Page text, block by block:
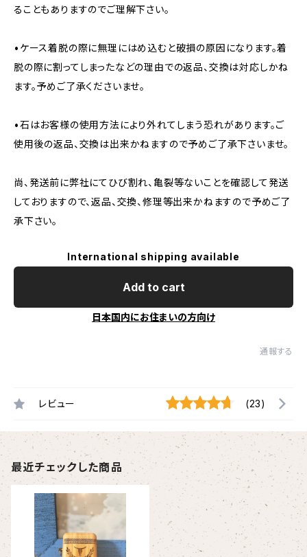
ることもありますのでご理解下さい。
•ケース着脱の際に無理にはめ込むと破損の原因になります。着
脱の際に割ってしまったなどの理由での返品、交換は対応しかね
ます。予めご了承くださいませ。
•石はお客様の使用方法により外れてしまう恐れがあります。ご
使用後の返品、交換は出来かねますので予めご了承下さいませ。
尚、発送前に弊社にてひび割れ、亀裂等ないことを確認して発送
しておりますので、返品、交換、修理等出来かねますので予めご了
承下さい。
International shipping available
Add to cart
日本国内にお住まいの方向け
通報する
レビュー (23)
最近チェックした商品